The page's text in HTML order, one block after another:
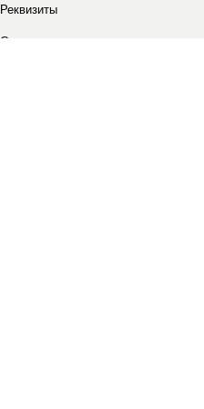
Реквизиты
Сервис